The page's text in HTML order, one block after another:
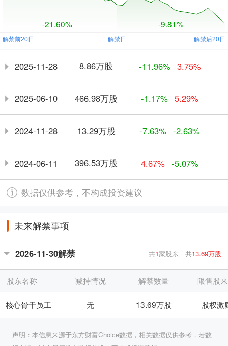
-21.60% -9.81%
2025-11-28 8.86万股 -11.96% 3.75%
2025-06-10 466.98万股 -1.17% 5.29%
2024-11-28 13.29万股 -7.63% -2.63%
2024-06-11 396.53万股 4.67% -5.07%
数据仅供参考，不构成投资建议
未来解禁事项
2026-11-30解禁 共13.69万股
共1家股东
股东名称
核心骨干员工
减持情况 解禁数量 限售股
无 13.69万股 股权激
声明：本信息来源于东方财富Choice数据，相关数据仅供参考，若数